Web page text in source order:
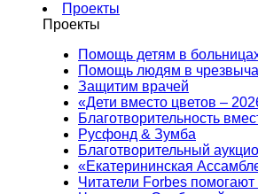
Проекты
Проекты
Помощь детям в
Помощь людям в
Защитим врачей
«Дети вместо цветов –
Благотворительность
Русфонд & Зумба
Благотворительный
«Екатерининская
Читатели Forbes